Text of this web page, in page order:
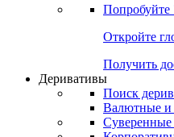
Сравнение
Поиск
Попробуйте
Откройте
Получить
Деривативы